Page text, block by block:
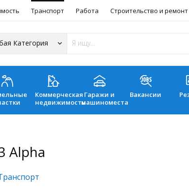
Транспорт Работа Строительство и ремонт
Коммерческая
недвижимость
Гаражи и
машиноместа
Вакансии
Alpha